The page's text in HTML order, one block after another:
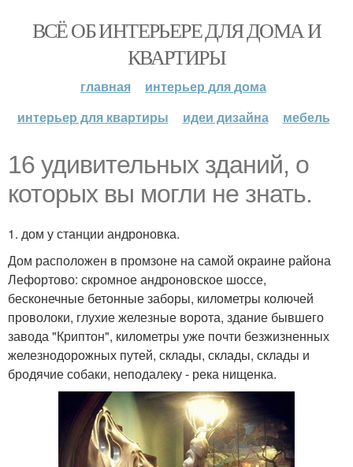
ВСЁ ОБ ИНТЕРЬЕРЕ ДЛЯ ДОМА И
КВАРТИРЫ
главная
интерьер для дома
интерьер для квартиры
идеи дизайна мебель
16 удивительных зданий, о
которых вы могли не знать.
1. дом у станции андроновка.
Дом расположен в промзоне на самой окраине района
Лефортово: скромное андроновское шоссе,
бесконечные бетонные заборы, километры колючей
проволоки, глухие железные ворота, здание бывшего
завода "Криптон", километры уже почти безжизненных
железнодорожных путей, склады, склады, склады и
бродячие собаки, неподалеку - река нищенка.